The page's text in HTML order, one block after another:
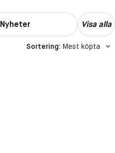
Nyheter Visa alla
Sortering: Mest köpta